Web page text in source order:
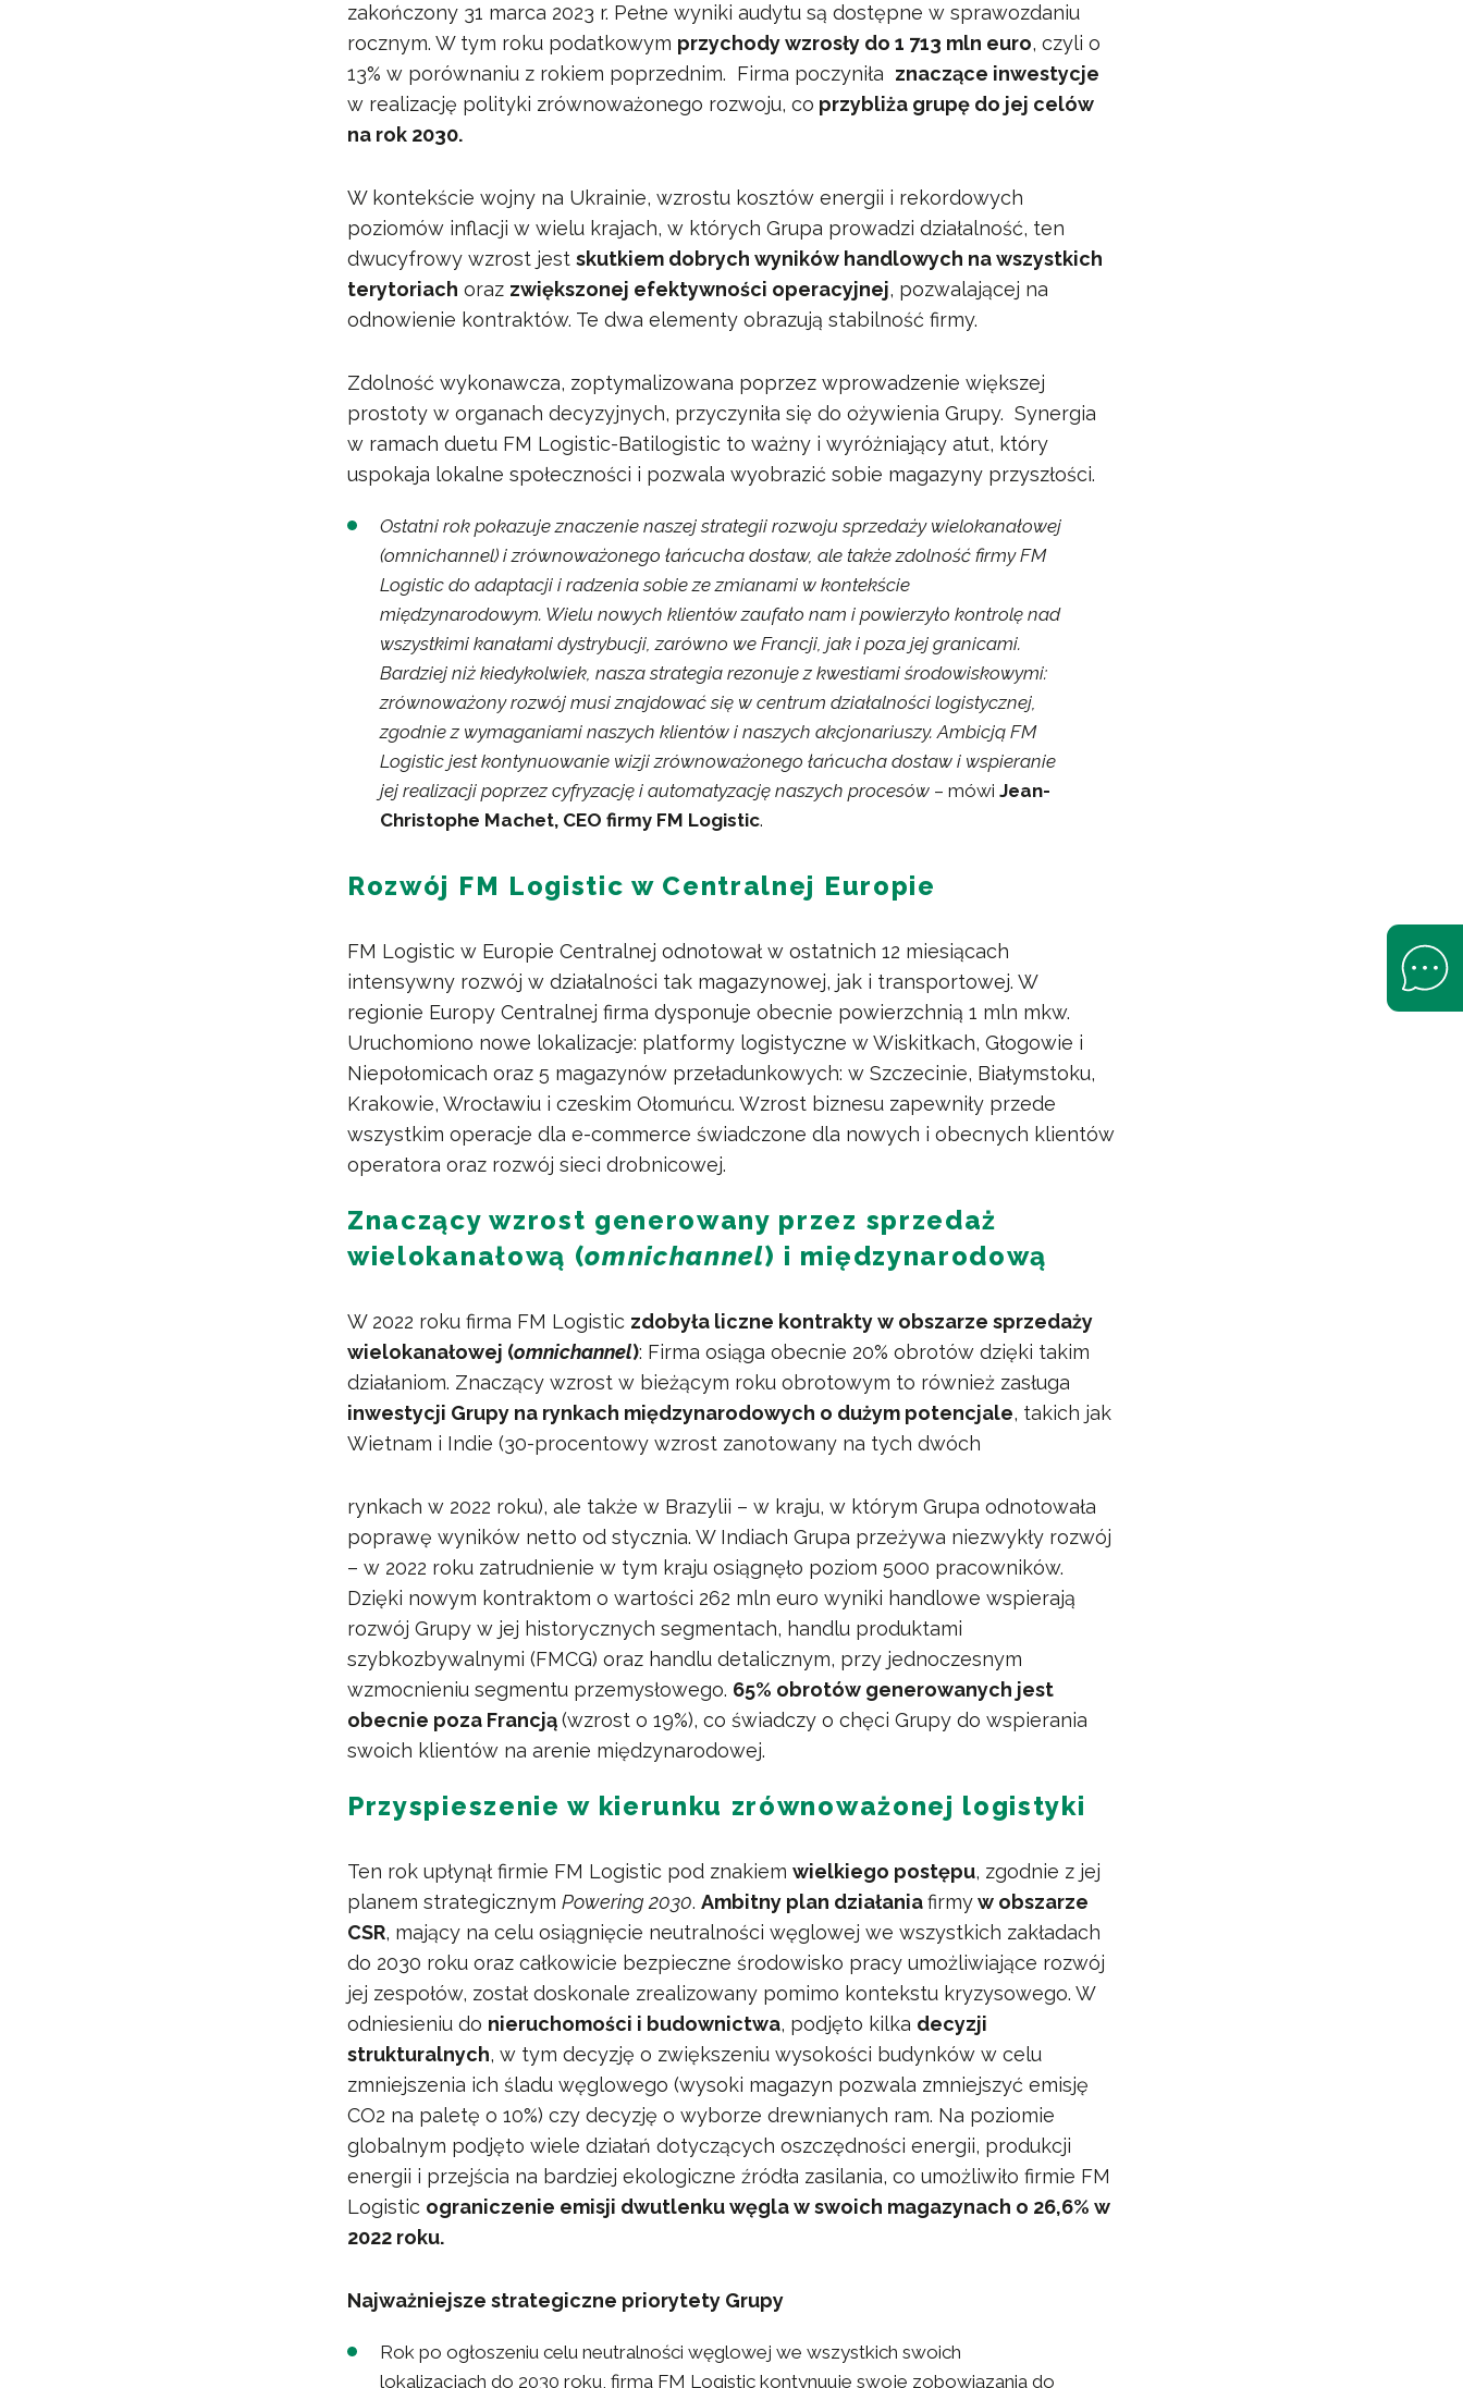
zakończony 31 marca 2023 r. Pełne wyniki audytu są dostępne w sprawozdaniu
rocznym. W tym roku podatkowym przychody wzrosły do 1 713 mln euro, czyli o
13% w porównaniu z rokiem poprzednim. Firma poczyniła znaczące inwestycje
w realizację polityki zrównoważonego rozwoju, co przybliża grupę do jej celów
na rok 2030.
W kontekście wojny na Ukrainie, wzrostu kosztów energii i rekordowych
poziomów inflacji w wielu krajach, w których Grupa prowadzi działalność, ten
dwucyfrowy wzrost jestskutkiem dobrych wyników handlowych na wszystkich
terytoriach oraz zwiększonej efektywności operacyjnej, pozwalającej na
odnowienie kontraktów. Te dwa elementy obrazują stabilność firmy.
Zdolność wykonawcza, zoptymalizowana poprzez wprowadzenie większej
prostoty w organach decyzyjnych, przyczyniła się do ożywienia Grupy. Synergia
w ramach duetu FM Logistic-Batilogistic to ważny i wyróżniający atut, który
uspokaja lokalne społeczności i pozwala wyobrazić sobie magazyny przyszłości.
Ostatni rok pokazuje znaczenie naszej strategii rozwoju sprzedaży wielokanałowej
(omnichannel) i zrównoważonego łańcucha dostaw, ale także zdolność firmy FM
Logistic do adaptacji i radzenia sobie ze zmianami w kontekście
międzynarodowym. Wielu nowych klientów zaufało nam i powierzyło kontrolę nad
wszystkimi kanałami dystrybucji, zarówno we Francji, jak i poza jej granicami.
Bardziej niż kiedykolwiek, nasza strategia rezonuje z kwestiami środowiskowymi:
zrównoważony rozwój musi znajdować się w centrum działalności logistycznej,
zgodnie z wymaganiami naszych klientów i naszych akcjonariuszy. Ambicją FM
Logistic jest kontynuowanie wizji zrównoważonego łańcucha dostaw i wspieranie
jej realizacji poprzez cyfryzację i automatyzację naszych procesów – mówiJean-
Christophe Machet, CEO firmy FM Logistic.
Rozwój FM Logistic w Centralnej Europie
FM Logistic w Europie Centralnej odnotował w ostatnich 12 miesiącach
intensywny rozwój w działalności tak magazynowej, jak i transportowej. W
regionie Europy Centralnej firma dysponuje obecnie powierzchnią 1 mln mkw.
Uruchomiono nowe lokalizacje: platformy logistyczne w Wiskitkach, Głogowie i
Niepołomicach oraz 5 magazynów przeładunkowych: w Szczecinie, Białymstoku,
Krakowie, Wrocławiu i czeskim Ołomuńcu. Wzrost biznesu zapewniły przede
wszystkim operacje dla e-commerce świadczone dla nowych i obecnych klientów
operatora oraz rozwój sieci drobnicowej.
Znaczący wzrost generowany przez sprzedaż
wielokanałową (omnichannel) i międzynarodową
W 2022 roku firma FM Logistic zdobyła liczne kontrakty w obszarze sprzedaży
wielokanałowej (omnichannel): Firma osiąga obecnie 20% obrotów dzięki takim
działaniom. Znaczący wzrost w bieżącym roku obrotowym to również zasługa
inwestycji Grupy na rynkach międzynarodowych o dużym potencjale, takich jak
Wietnam i Indie (30-procentowy wzrost zanotowany na tych dwóch
rynkach w 2022 roku), ale także w Brazylii – w kraju, w którym Grupa odnotowała
poprawę wyników netto od stycznia. W Indiach Grupa przeżywa niezwykły rozwój
– w 2022 roku zatrudnienie w tym kraju osiągnęło poziom 5000 pracowników.
Dzięki nowym kontraktom o wartości 262 mln euro wyniki handlowe wspierają
rozwój Grupy w jej historycznych segmentach, handlu produktami
szybkozbywalnymi (FMCG) oraz handlu detalicznym, przy jednoczesnym
wzmocnieniu segmentu przemysłowego. 65% obrotów generowanych jest
obecnie poza Francją(wzrost o 19%), co świadczy o chęci Grupy do wspierania
swoich klientów na arenie międzynarodowej.
Przyspieszenie w kierunku zrównoważonej logistyki
Ten rok upłynął firmie FM Logistic pod znakiemwielkiego postępu, zgodnie z jej
planem strategicznymPowering 2030.Ambitny plan działaniafirmyw obszarze
CSR, mający na celu osiągnięcie neutralności węglowej we wszystkich zakładach
do 2030 roku oraz całkowicie bezpieczne środowisko pracy umożliwiające rozwój
jej zespołów, został doskonale zrealizowany pomimo kontekstu kryzysowego. W
odniesieniu do nieruchomości i budownictwa, podjęto kilka decyzji
strukturalnych, w tym decyzję o zwiększeniu wysokości budynków w celu
zmniejszenia ich śladu węglowego (wysoki magazyn pozwala zmniejszyć emisję
CO2 na paletę o 10%) czy decyzję o wyborze drewnianych ram. Na poziomie
globalnym podjęto wiele działań dotyczących oszczędności energii, produkcji
energii i przejścia na bardziej ekologiczne źródła zasilania, co umożliwiło firmie FM
Logistic ograniczenie emisji dwutlenku węgla w swoich magazynach o 26,6% w
2022 roku.
Najważniejsze strategiczne priorytety Grupy
Rok po ogłoszeniu celu neutralności węglowej we wszystkich swoich
lokalizacjach do 2030 roku, firma FM Logistic kontynuuje swoje zobowiązania do
Open